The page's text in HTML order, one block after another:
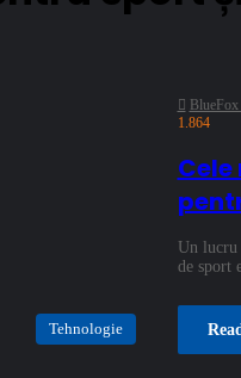
Tehnologie
1.864
Un lucru
de sport